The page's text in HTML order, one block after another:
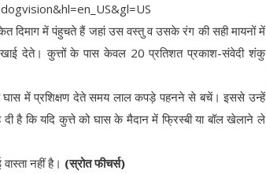
में पंहुचते हैं जहां उस वस्तु व उसके रंग की सही मायनों में
देते। कुत्तों के पास केवल 20 प्रतिशत प्रकाश-संवेदी शंकु
को घास में प्रशिक्षण देते समय लाल कपड़े पहनने से बचें। इससे उन्हें
है कि यदि कुत्ते को घास के मैदान में फ्रिस्बी या बॉल खेलाने ले
नहीं है। (स्रोत फीचर्स)